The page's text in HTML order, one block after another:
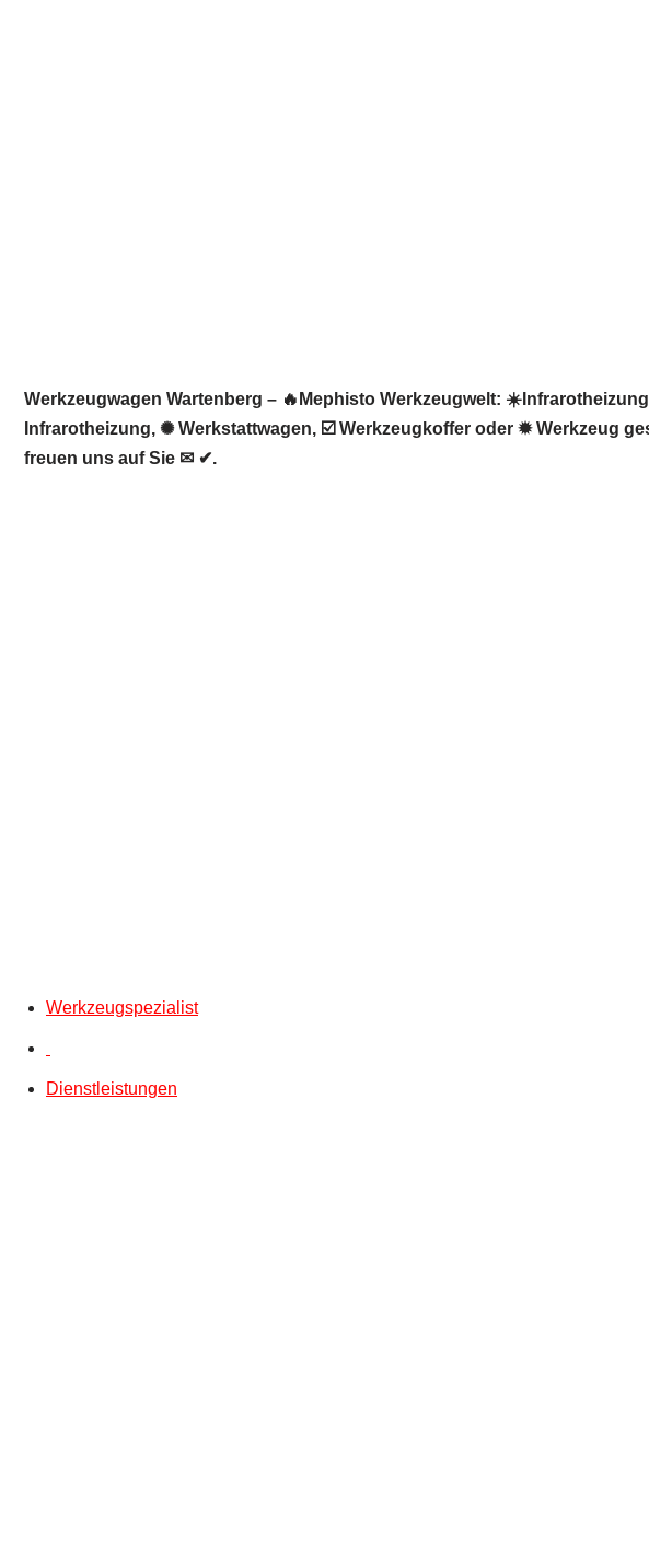
Werkzeugwagen Wartenberg – 🔥Mephisto Werkzeugwelt:
Infrarotheizung, ✺ Werkstattwagen, ☑️ Werkzeugkoffer oder ✹ Werkzeug
freuen uns auf Sie ✉ ✔.
Werkzeugspezialist
Dienstleistungen